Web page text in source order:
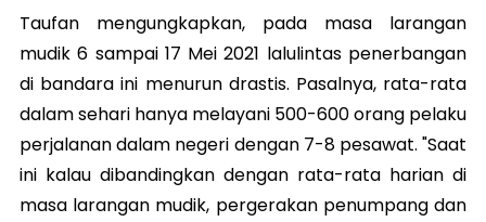
Taufan mengungkapkan, pada masa larangan
mudik 6 sampai 17 Mei 2021 lalulintas penerbangan
di bandara ini menurun drastis. Pasalnya, rata-rata
dalam sehari hanya melayani 500-600 orang pelaku
perjalanan dalam negeri dengan 7-8 pesawat. "Saat
ini kalau dibandingkan dengan rata-rata harian di
masa larangan mudik, pergerakan penumpang dan